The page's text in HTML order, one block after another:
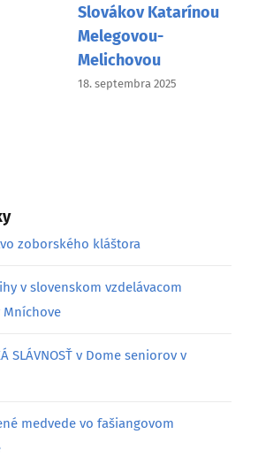
Slovákov Katarínou
Melegovou-
Melichovou
18. septembra 2025
zoborského kláštora
v slovenskom vzdelávacom
Mníchove
SLÁVNOSŤ v Dome seniorov v
medvede vo fašiangovom